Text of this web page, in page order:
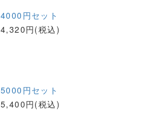
4000円セット
4,320円(税込)
5000円セット
5,400円(税込)